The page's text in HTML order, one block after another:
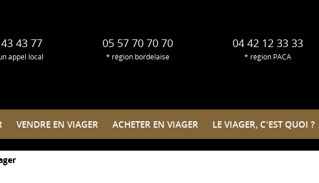
43 77
appel local
05 57 70 70 70
* région bordelaise
04 42 12 33 33
* région PACA
VIAGER ACHETER EN VIAGER LE VIAGER, C'EST QUOI ? QUI
VENDRE EN VIAGER ACHETER EN VIAGER LE VIAGER, C'EST QUOI ?